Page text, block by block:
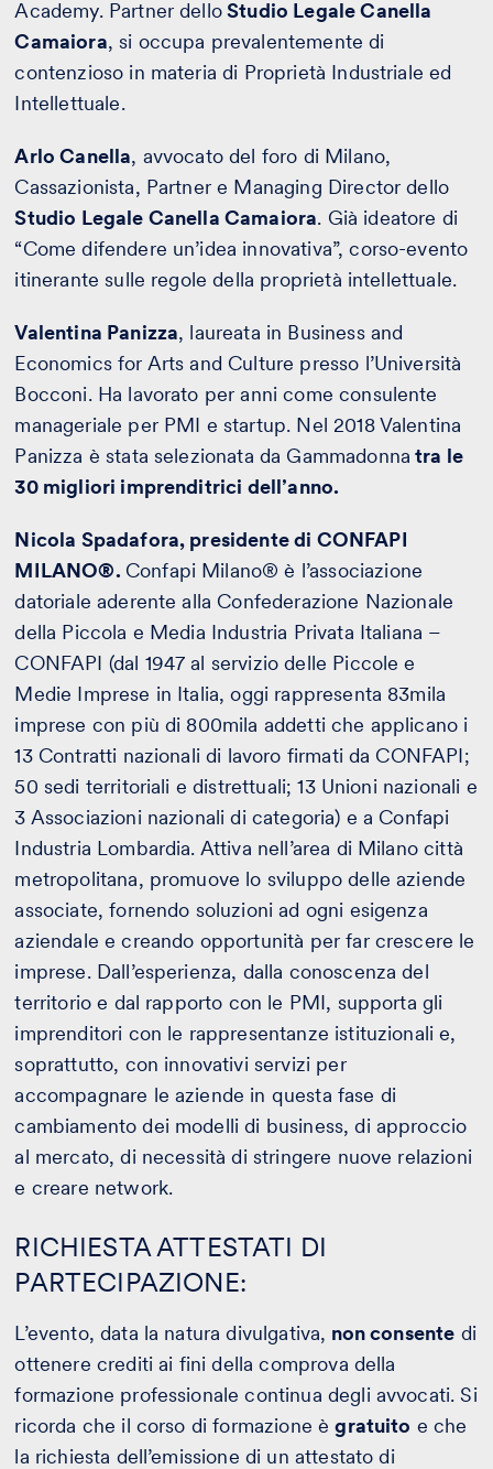
Academy. Partner delloStudio Legale Canella
Camaiora, si occupa prevalentemente di
contenzioso in materia di Proprietà Industriale ed
Intellettuale.
Arlo Canella, avvocato del foro di Milano,
Cassazionista, Partner e Managing Director dello
Studio Legale Canella Camaiora. Già ideatore di
“Come difendere un’idea innovativa”, corso-evento
itinerante sulle regole della proprietà intellettuale.
Valentina Panizza, laureata in Business and
Economics for Arts and Culture presso l’Università
Bocconi. Ha lavorato per anni come consulente
manageriale per PMI e startup. Nel 2018 Valentina
Panizza è stata selezionata da Gammadonna tra le
30 migliori imprenditrici dell’anno.
Nicola Spadafora, presidente di CONFAPI
MILANO®. Confapi Milano® è l’associazione
datoriale aderente alla Confederazione Nazionale
della Piccola e Media Industria Privata Italiana –
CONFAPI (dal 1947 al servizio delle Piccole e
Medie Imprese in Italia, oggi rappresenta 83mila
imprese con più di 800mila addetti che applicano i
13 Contratti nazionali di lavoro firmati da CONFAPI;
50 sedi territoriali e distrettuali; 13 Unioni nazionali e
3 Associazioni nazionali di categoria) e a Confapi
Industria Lombardia. Attiva nell’area di Milano città
metropolitana, promuove lo sviluppo delle aziende
associate, fornendo soluzioni ad ogni esigenza
aziendale e creando opportunità per far crescere le
imprese. Dall’esperienza, dalla conoscenza del
territorio e dal rapporto con le PMI, supporta gli
imprenditori con le rappresentanze istituzionali e,
soprattutto, con innovativi servizi per
accompagnare le aziende in questa fase di
cambiamento dei modelli di business, di approccio
al mercato, di necessità di stringere nuove relazioni
e creare network.
RICHIESTA ATTESTATI DI
PARTECIPAZIONE:
L’evento, data la natura divulgativa, non consente di
ottenere crediti ai fini della comprova della
formazione professionale continua degli avvocati. Si
ricorda che il corso di formazione ègratuito e che
la richiesta dell’emissione di un attestato di